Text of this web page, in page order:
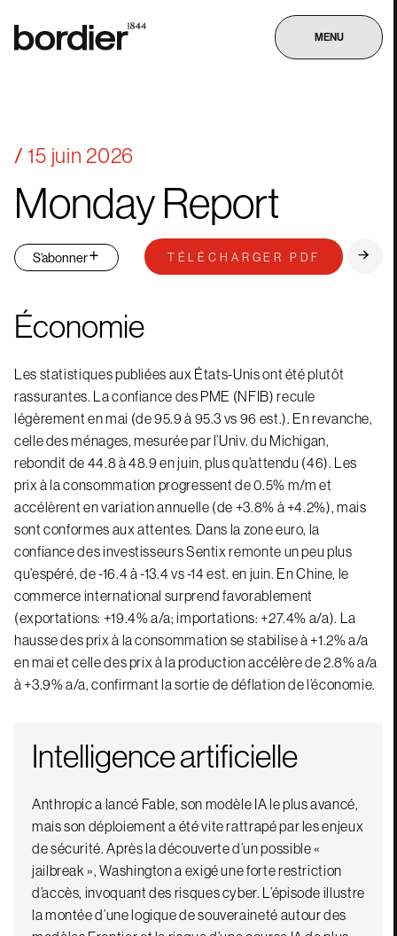
MENU
15 juin 2026
MondayReport
S‘abonner TÉLÉCHARGER PDF
Économie
Les statistiques publiées aux États-Unis ont été plutôt
rassurantes. La confiance des PME (NFIB) recule
légèrement en mai (de 95.9 à 95.3 vs 96 est.). En revanche,
celle des ménages, mesurée par l’Univ. du Michigan,
rebondit de 44.8 à 48.9 en juin, plus qu’attendu (46). Les
prix à la consommation progressent de 0.5% m/m et
accélèrent en variation annuelle (de +3.8% à +4.2%), mais
sont conformes aux attentes. Dans la zone euro, la
confiance des investisseurs Sentix remonte un peu plus
qu’espéré, de -16.4 à -13.4 vs -14 est. en juin. En Chine, le
commerce international surprend favorablement
(exportations: +19.4% a/a; importations: +27.4% a/a). La
hausse des prix à la consommation se stabilise à +1.2% a/a
en mai et celle des prix à la production accélère de 2.8% a/a
à +3.9% a/a, confirmant la sortie de déflation de l’économie.
Intelligence artificielle
Anthropic a lancé Fable, son modèle IA le plus avancé,
mais son déploiement a été vite rattrapé par les enjeux
de sécurité. Après la découverte d’un possible «
jailbreak », Washington a exigé une forte restriction
d’accès, invoquant des risques cyber. L’épisode illustre
la montée d’une logique de souveraineté autour des